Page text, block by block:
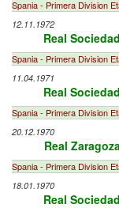
Spania - Primera Division
12.11.1972
Real Sociedad
Spania - Primera Division
11.04.1971
Real Sociedad
Spania - Primera Division
20.12.1970
Real
Spania - Primera Division
18.01.1970
Real Sociedad